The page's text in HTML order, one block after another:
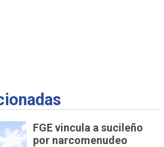
FGE vincula a sucileño
por narcomenudeo